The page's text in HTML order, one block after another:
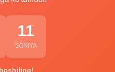
10
SONIYA